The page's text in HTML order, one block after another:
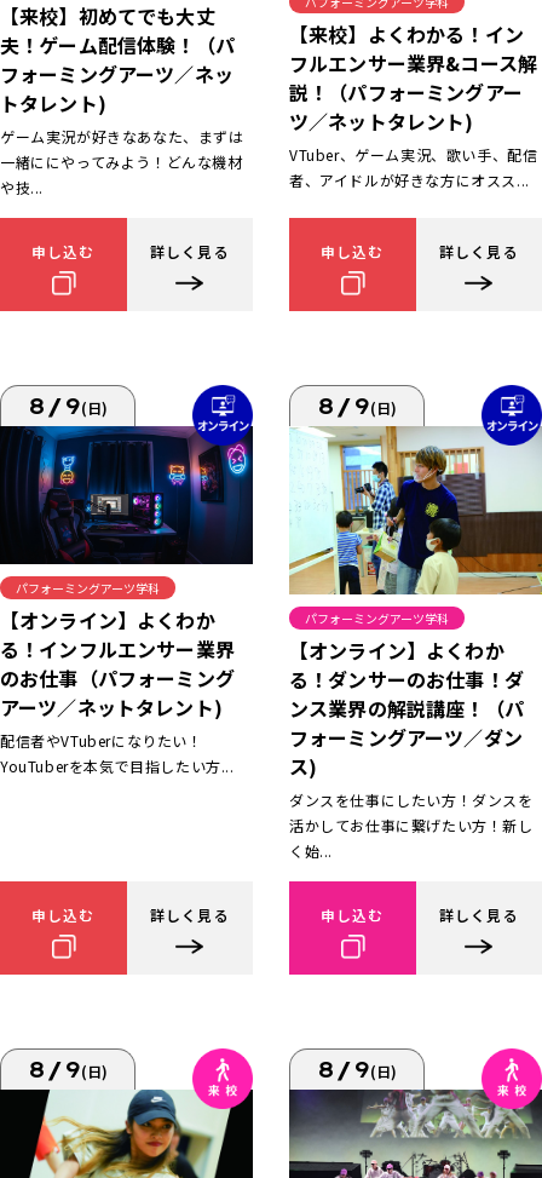
【来校】初めてでも大丈
夫！ゲーム配信体験！（パ
フォーミングアーツ／ネッ
トタレント)
ゲーム実況が好きなあなた、まずは
一緒ににやってみよう！どんな機材
や技...
申し込む 詳しく見る
【来校】よくわかる！イン
フルエンサー業界&コース解
説！（パフォーミングアー
ツ／ネットタレント)
VTuber、ゲーム実況、歌い手、配信
者、アイドルが好きな方にオスス...
申し込む 詳しく見る
8/9(日)
パフォーミングアーツ学科
【オンライン】よくわか
る！インフルエンサー業界
のお仕事（パフォーミング
アーツ／ネットタレント)
配信者やVTuberになりたい！
YouTuberを本気で目指したい方...
申し込む 詳しく見る
8/9(日)
パフォーミングアーツ学科
【オンライン】よくわか
る！ダンサーのお仕事！ダ
ンス業界の解説講座！（パ
フォーミングアーツ／ダン
ス)
ダンスを仕事にしたい方！ダンスを
活かしてお仕事に繋げたい方！新し
く始...
申し込む 詳しく見る
8/9(日) 8/9(日)